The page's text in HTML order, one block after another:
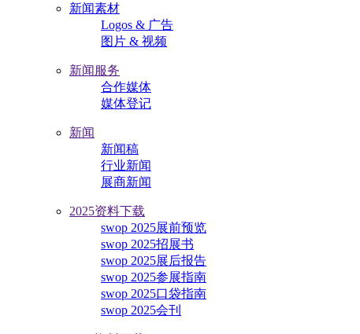
新闻素材
Logos & 广告
图片 & 视频
新闻服务
合作媒体
媒体登记
新闻
新闻稿
行业新闻
展商新闻
2025资料下载
swop 2025展前预览
swop 2025招展书
swop 2025展后报告
swop 2025参展指南
swop 2025口袋指南
swop 2025会刊